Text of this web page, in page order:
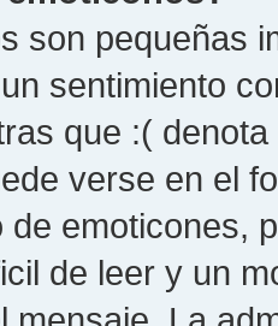
son pequeñas
sentimiento
que :(
verse en el
de emoticones,
de leer y un